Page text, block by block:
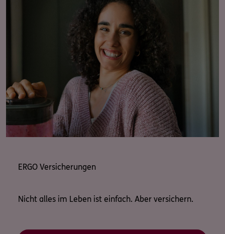
ERGO Versicherungen
Nicht alles im Leben ist einfach. Aber versichern.